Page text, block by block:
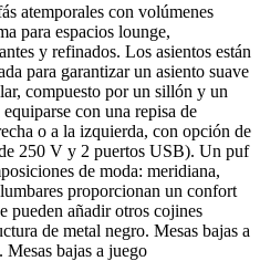
atemporales con volúmenes
para espacios lounge,
y refinados. Los asientos están
para garantizar un asiento suave
compuesto por un sillón y un
con una repisa de
o a la izquierda, con opción de
250 V y 2 puertos USB). Un puf
de moda: meridiana,
proporcionan un confort
pueden añadir otros cojines
de metal negro. Mesas bajas a
bajas a juego